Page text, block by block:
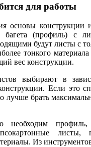
для работы
основы конструкции
багета (профиль) с
будут листы с
тонкого
вес конструкции.
выбирают в
Если это
лучше брать
необходим
Из